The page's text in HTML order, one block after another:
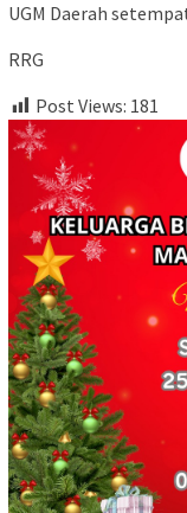
UGM Daerah
RRG
Post Views: 181